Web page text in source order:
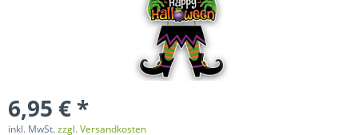
6,95 € *
inkl. MwSt.zzgl. Versandkosten